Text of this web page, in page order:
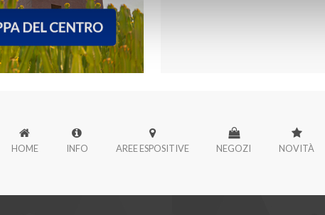
HOME INFO AREE ESPOSITIVE NEGOZI NOVITÀ